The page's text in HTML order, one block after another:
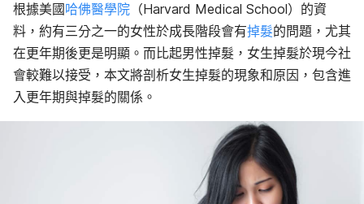
根據美國哈佛醫學院 （Harvard Medical School）的資
料，約有三分之一的女性於成長階段會有掉髮的問題，尤其
在更年期後更是明顯。而比起男性掉髮，女生掉髮於現今社
會較難以接受，本文將剖析女生掉髮的現象和原因，包含進
入更年期與掉髮的關係。